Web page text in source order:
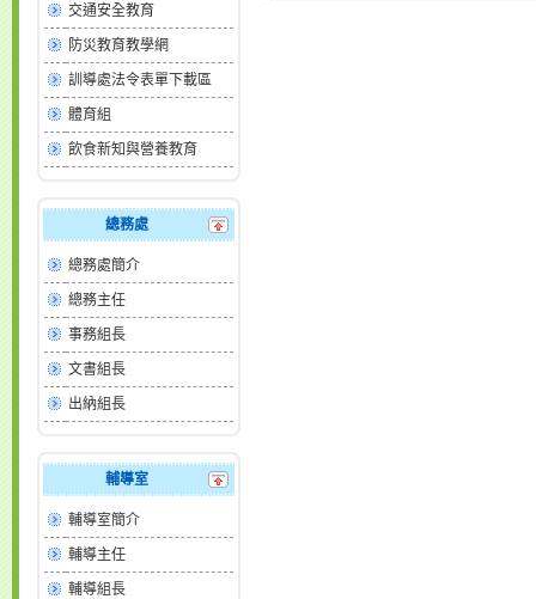
交通安全教育
防災教育教學網
訓導處法令表單下載區
體育組
飲食新知與營養教育
總務處
總務處簡介
總務主任
事務組長
文書組長
出納組長
輔導室
輔導室簡介
輔導主任
輔導組長